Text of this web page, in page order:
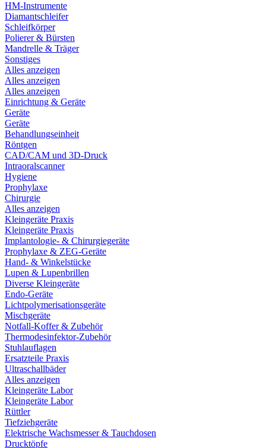
HM-Instrumente
Diamantschleifer
Schleifkörper
Polierer & Bürsten
Mandrelle & Träger
Sonstiges
Alles anzeigen
Alles anzeigen
Alles anzeigen
Einrichtung & Geräte
Geräte
Geräte
Behandlungseinheit
Röntgen
CAD/CAM und 3D-Druck
Intraoralscanner
Hygiene
Prophylaxe
Chirurgie
Alles anzeigen
Kleingeräte Praxis
Kleingeräte Praxis
Implantologie- & Chirurgiegeräte
Prophylaxe & ZEG-Geräte
Hand- & Winkelstücke
Lupen & Lupenbrillen
Diverse Kleingeräte
Endo-Geräte
Lichtpolymerisationsgeräte
Mischgeräte
Notfall-Koffer & Zubehör
Thermodesinfektor-Zubehör
Stuhlauflagen
Ersatzteile Praxis
Ultraschallbäder
Alles anzeigen
Kleingeräte Labor
Kleingeräte Labor
Rüttler
Tiefziehgeräte
Elektrische Wachsmesser & Tauchdosen
Drucktöpfe